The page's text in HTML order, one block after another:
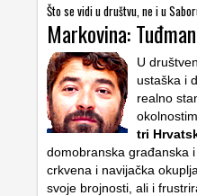
Što se vidi u društvu, ne i u
Markovina:
U
ustaška i
realno
tri
domobranska građanska
crkvena i navijačka
svoje brojnosti, ali i